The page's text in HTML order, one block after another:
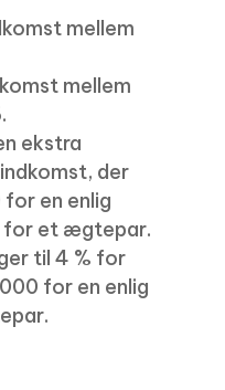
mellem
mellem
ekstra
der
en enlig
for et ægtepar.
til 4 % for
for en enlig